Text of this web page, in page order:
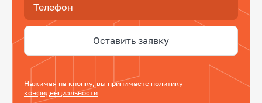
Телефон
Оставить заявку
Нажимая на кнопку, вы принимаете политику
конфиденциальности